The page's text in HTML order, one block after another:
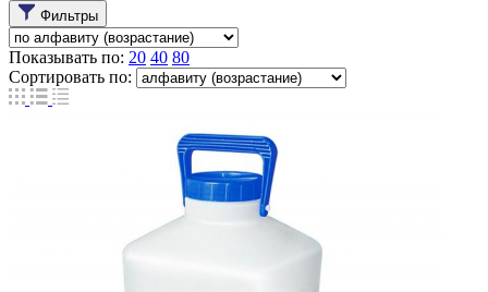
Фильтры
Показывать по: 20 40 80
Сортировать по: